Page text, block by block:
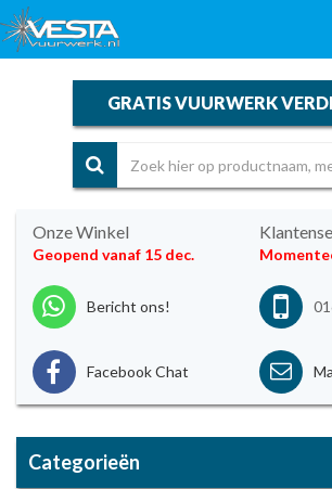
GRATIS VUURWERK
Onze Winkel
Geopend vanaf 15 dec.
Bericht ons!
Facebook Chat
Categorieën